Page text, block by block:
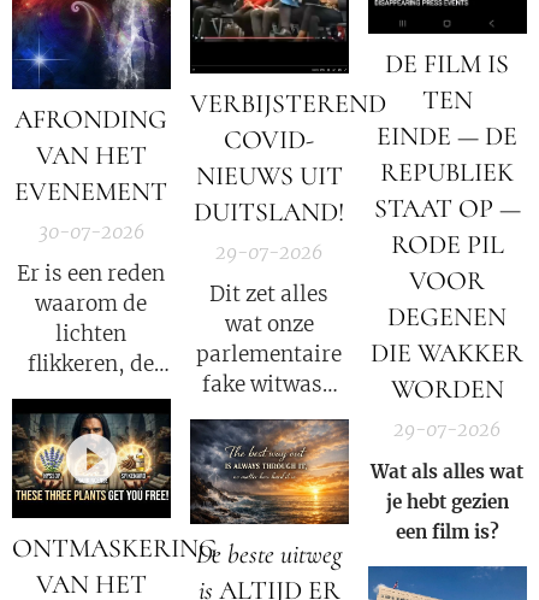
straf?
AFRONDING
VAN HET
EVENEMENT
30-07-2026
Er is een reden
waarom de
lichten
flikkeren, de
satellieten
verschuiven en
de
datastromen
worden
omgeleid.
DE FILM IS
TEN
EINDE — DE
REPUBLIEK
STAAT OP —
RODE PIL
VOOR
DEGENEN
DIE WAKKER
WORDEN
29-07-2026
Wat als alles wat
je hebt gezien
een film is?
ONTMASKERING
VAN HET
VERBIJSTEREND
COVID-
NIEUWS UIT
DUITSLAND!
29-07-2026
Dit zet alles
wat onze
parlementaire
fake witwas-
enquete tot nu
toe heeft
gedaan
opnieuw
volledig op zijn
kop!
De beste uitweg
is ALTIJD ER